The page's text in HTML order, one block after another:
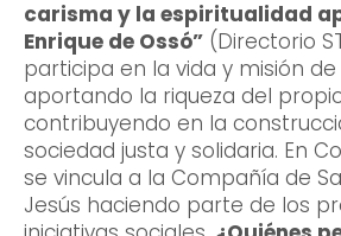
carisma y la espiritualidad
Enrique de Ossó” (Directorio
participa en la vida y misión de
aportando la riqueza del
contribuyendo en la
sociedad justa y solidaria. En
se vincula a la Compañía de
Jesús haciendo parte de los